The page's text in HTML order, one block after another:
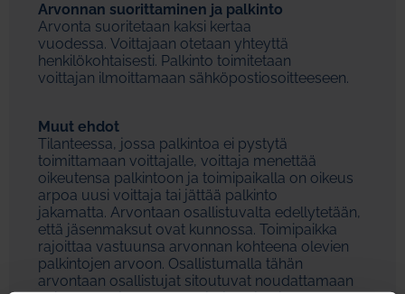
Arvonnan suorittaminen ja palkinto
Arvonta suoritetaan kaksi kertaa
vuodessa. Voittajaan otetaan yhteyttä
henkilökohtaisesti. Palkinto toimitetaan
voittajan ilmoittamaan sähköpostiosoitteeseen.
Muut ehdot
Tilanteessa, jossa palkintoa ei pystytä
toimittamaan voittajalle, voittaja menettää
oikeutensa palkintoon ja toimipaikalla on oikeus
arpoa uusi voittaja tai jättää palkinto
jakamatta. Arvontaan osallistuvalta edellytetään,
että jäsenmaksut ovat kunnossa. Toimipaikka
rajoittaa vastuunsa arvonnan kohteena olevien
palkintojen arvoon. Osallistumalla tähän
arvontaan osallistujat sitoutuvat noudattamaan